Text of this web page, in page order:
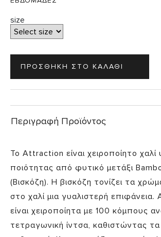
size
Περιγραφή Προϊόντος
Το Attraction είναι χειροποίητο χαλί
ποιότητας από φυτικό μετάξι
(Βισκόζη). Η βισκόζη τονίζει τα
στο χαλί μια γυαλιστερή επιφάνεια.
είναι χειροποίητα με 100 κόμπους
τετραγωνική ίντσα, καθιστώντας